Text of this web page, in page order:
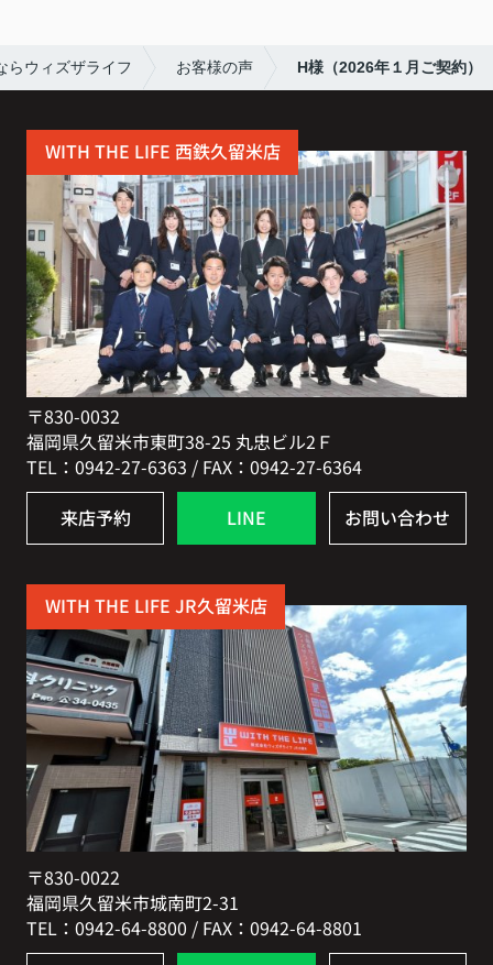
らウィズザライフ お客様の声 H様（2026年１月ご契約）
WITH THE LIFE 西鉄久留米店
〒830-0032
福岡県久留米市東町38-25 丸忠ビル2Ｆ
TEL：0942-27-6363 / FAX：0942-27-6364
来店予約 LINE お問い合わせ
WITH THE LIFE JR久留米店
〒830-0022
福岡県久留米市城南町2-31
TEL：0942-64-8800 / FAX：0942-64-8801